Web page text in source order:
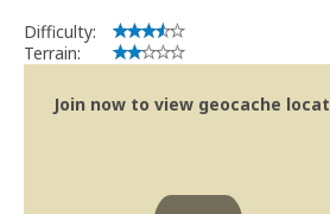
Difficulty:
Terrain:
Join now to view geocache